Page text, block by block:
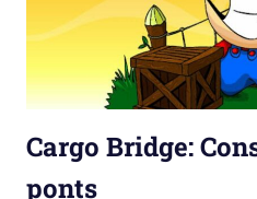
Cargo Bridge:
ponts